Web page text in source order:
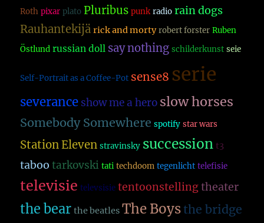
Roth pixar plato Pluribus punk radio rain dogs
Rauhantekijä rick and morty robert forster Ruben
Östlund russian doll say nothing schilderkunst seie
Self-Portrait as a Coffee-Pot sense8 serie
severance show me a hero slow horses
Somebody Somewhere spotify star wars
Station Eleven stravinsky succession t3
taboo tarkovski tati techdoom tegenlicht telefisie
televisie televsisie tentoonstelling theater
the bear the beatles The Boys the bridge